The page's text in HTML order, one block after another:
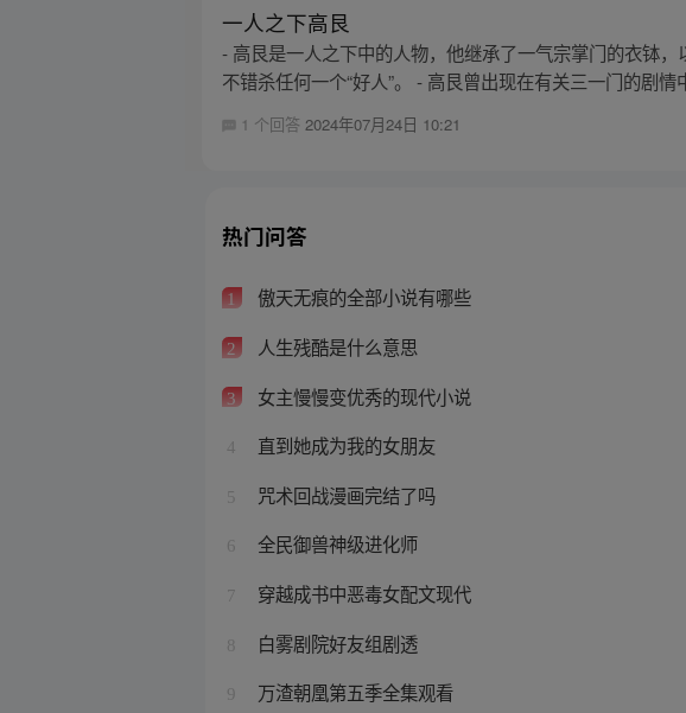
一人之下高艮
- 高艮是一人之下中的人物，他继承了一气宗掌门的衣钵
不错杀任何一个“好人”。 - 高艮曾出现在有关三一门的剧情
1 个回答2024年07月24日 10:21
热门问答
1 傲天无痕的全部小说有哪些
2 人生残酷是什么意思
3 女主慢慢变优秀的现代小说
4 直到她成为我的女朋友
5 咒术回战漫画完结了吗
6 全民御兽神级进化师
7 穿越成书中恶毒女配文现代
8 白雾剧院好友组剧透
9 万渣朝凰第五季全集观看